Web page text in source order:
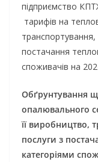
підприємство
тарифів на
постачання
споживачів на
Обґрунтування
опалювального
її виробництво,
послуги з
категоріями